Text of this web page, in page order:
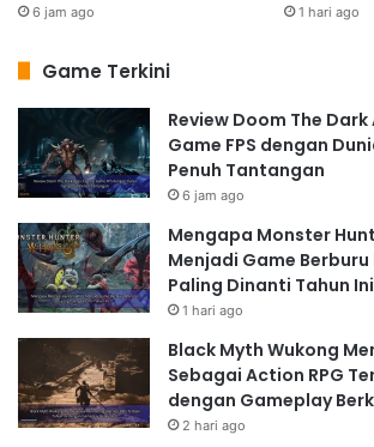
6 jam ago 1 hari ago
Game Terkini
Review Doom The Dark
Game FPS dengan
Penuh Tantangan
6 jam ago
Mengapa Monster
Menjadi Game
Paling Dinanti Tahun Ini
1 hari ago
Black Myth Wukong
Sebagai Action RPG
dengan Gameplay
2 hari ago